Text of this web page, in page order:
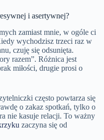
i asertywnej?
zamiast mnie, w ogóle ci
wychodzisz trzeci raz w
czuję się odsunięta.
razem”. Różnica jest
miłości, drugie prosi o
często powtarza się
o zakaz spotkań, tylko o
nie kasuje relacji. To ważny
zaczyna się od